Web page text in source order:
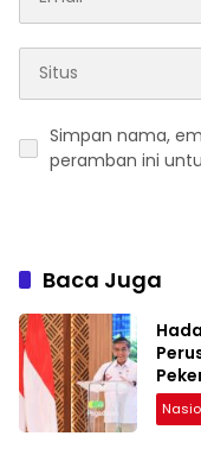
Simpan nama,
peramban ini
Baca Juga